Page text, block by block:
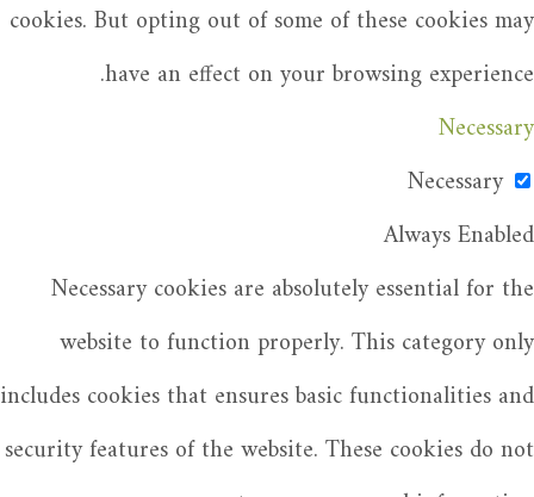
cookies. But opting out of some of these cookies may
have an effect on your browsing experience.
Necessary
Necessary
Always Enabled
Necessary cookies are absolutely essential for the
website to function properly. This category only
includes cookies that ensures basic functionalities and
security features of the website. These cookies do not